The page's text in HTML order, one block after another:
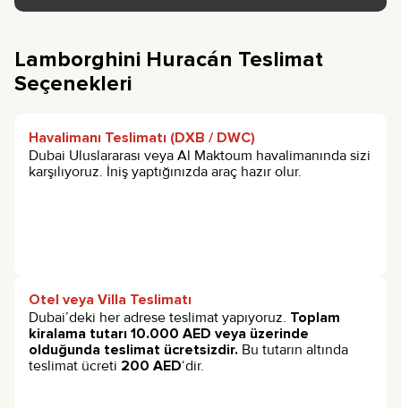
Lamborghini Huracán Teslimat
Seçenekleri
Havalimanı Teslimatı (DXB / DWC)
Dubai Uluslararası veya Al Maktoum havalimanında sizi
karşılıyoruz. İniş yaptığınızda araç hazır olur.
Otel veya Villa Teslimatı
Dubai’deki her adrese teslimat yapıyoruz. Toplam
kiralama tutarı 10.000 AED veya üzerinde
olduğunda teslimat ücretsizdir. Bu tutarın altında
teslimat ücreti 200 AED‘dir.